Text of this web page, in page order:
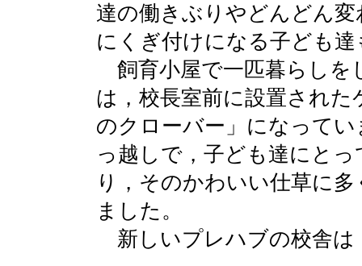
達の働きぶりやどんどん
にくぎ付けになる子ども
飼育小屋で一匹暮らしを
は，校長室前に設置され
のクローバー」になって
っ越しで，子ども達にと
り，そのかわいい仕草に
ました。
新しいプレハブの校舎は